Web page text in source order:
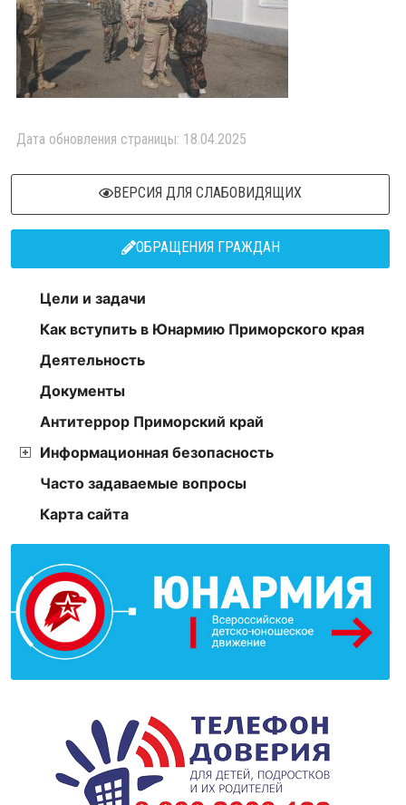
Дата обновления страницы: 18.04.2025
ВЕРСИЯ ДЛЯ СЛАБОВИДЯЩИХ
ОБРАЩЕНИЯ ГРАЖДАН
Цели и задачи
Как вступить в Юнармию Приморского края
Деятельность
Документы
Антитеррор Приморский край
Информационная безопасность
Часто задаваемые вопросы
Карта сайта